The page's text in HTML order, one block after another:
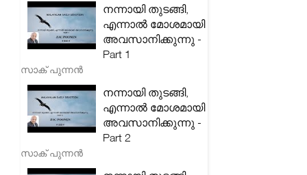
നന്നായി തുടങ്ങി,
എന്നാൽ മോശമായി
അവസാനിക്കുന്നു -
Part 1
സാക് പുന്നൻ
നന്നായി തുടങ്ങി,
എന്നാൽ മോശമായി
അവസാനിക്കുന്നു -
Part 2
സാക് പുന്നൻ